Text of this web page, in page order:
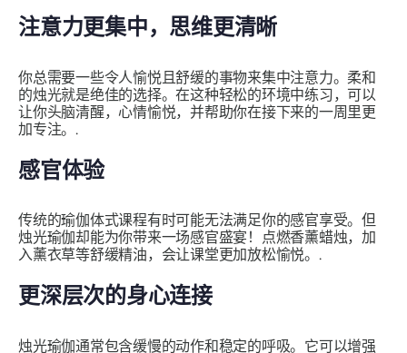
注意力更集中，思维更清晰
你总需要一些令人愉悦且舒缓的事物来集中注意力。柔和
的烛光就是绝佳的选择。在这种轻松的环境中练习，可以
让你头脑清醒，心情愉悦，并帮助你在接下来的一周里更
加专注。.
感官体验
传统的瑜伽体式课程有时可能无法满足你的感官享受。但
烛光瑜伽却能为你带来一场感官盛宴！点燃香薰蜡烛，加
入薰衣草等舒缓精油，会让课堂更加放松愉悦。.
更深层次的身心连接
烛光瑜伽通常包含缓慢的动作和稳定的呼吸。它可以增强